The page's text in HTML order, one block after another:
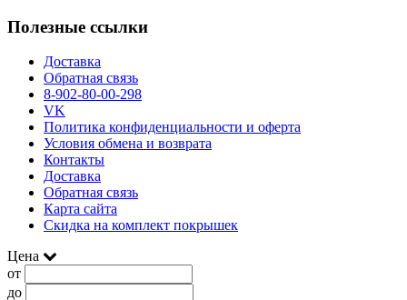
Полезные ссылки
Доставка
Обратная связь
8-902-80-00-298
VK
Политика конфиденциальности и оферта
Условия обмена и возврата
Контакты
Доставка
Обратная связь
Карта сайта
Скидка на комплект покрышек
Цена
от
до